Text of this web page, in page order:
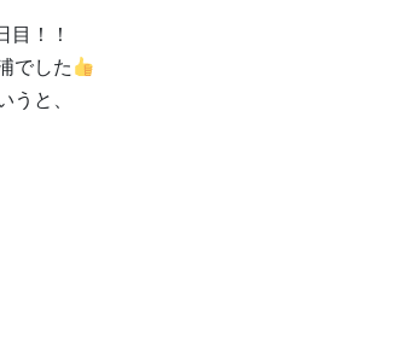
目！！
でした
うと、